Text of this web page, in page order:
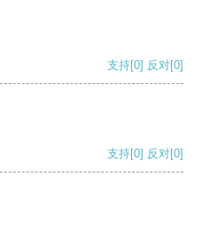
支持[0] 反对[0]
支持[0] 反对[0]